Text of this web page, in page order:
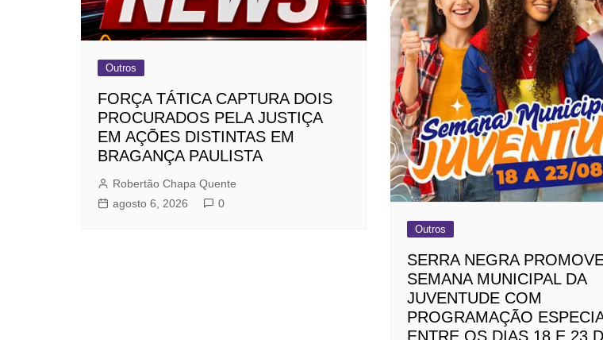
Outros
FORÇA TÁTICA CAPTURA DOIS
PROCURADOS PELA JUSTIÇA
EM AÇÕES DISTINTAS EM
BRAGANÇA PAULISTA
Robertão Chapa Quente
agosto 6, 2026
0
Outros
SERRA NEGRA
SEMANA MUNICIPAL DA
JUVENTUDE COM
PROGRAMAÇÃO
ENTRE OS DIAS 18 E 23